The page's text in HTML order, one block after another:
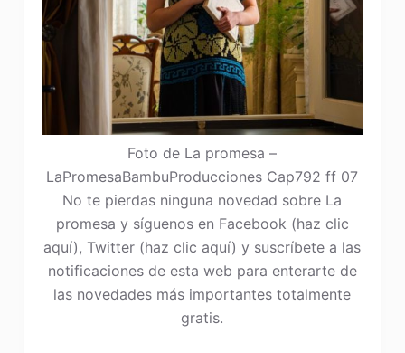
Foto de La promesa –
LaPromesaBambuProducciones Cap792 ff 07
No te pierdas ninguna novedad sobre La
promesa y síguenos en Facebook (haz clic
aquí), Twitter (haz clic aquí) y suscríbete a las
notificaciones de esta web para enterarte de
las novedades más importantes totalmente
gratis.